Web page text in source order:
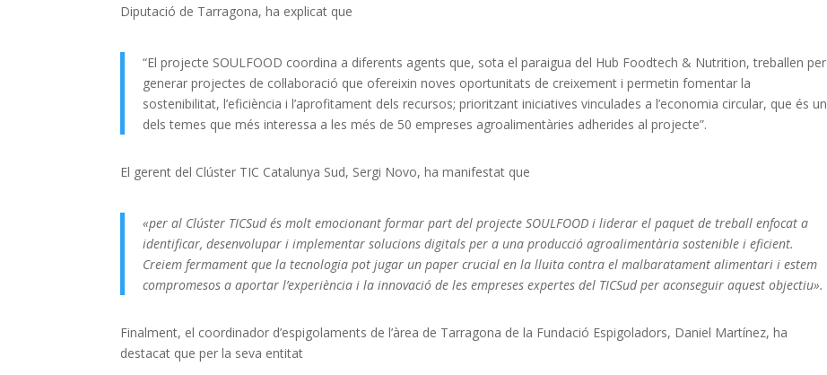
Diputació de Tarragona, ha explicat que
“El projecte SOULFOOD coordina a diferents agents que, sota el paraigua del Hub Foodtech & Nutrition, treballen per
generar projectes de col·laboració que ofereixin noves oportunitats de creixement i permetin fomentar la
sostenibilitat, l’eficiència i l’aprofitament dels recursos; prioritzant iniciatives vinculades a l’economia circular, que és un
dels temes que més interessa a les més de 50 empreses agroalimentàries adherides al projecte”.
El gerent del Clúster TIC Catalunya Sud, Sergi Novo,ha manifestat que
«per al Clúster TICSud és molt emocionant formar part del projecte SOULFOOD i liderar el paquet de treball enfocat a
identificar, desenvolupar i implementar solucions digitals per a una producció agroalimentària sostenible i eficient.
Creiem fermament que la tecnologia pot jugar un paper crucial en la lluita contra el malbaratament alimentari i estem
compromesos a aportar l’experiència i la innovació de les empreses expertes del TICSud per aconseguir aquest objectiu».
Finalment, el coordinador d’espigolaments de l’àrea de Tarragona de la Fundació Espigoladors, Daniel Martínez, ha
destacat que per la seva entitat